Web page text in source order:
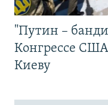
"Путин –
Конгрессе
Киеву